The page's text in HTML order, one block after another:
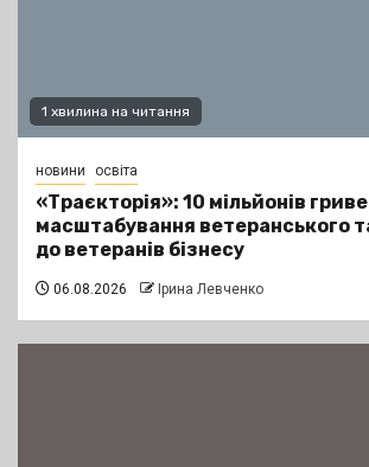
1 хвилина на читання
новини освіта
«Траєкторія»: 10 мільйонів
масштабування ветеранського
до ветеранів бізнесу
06.08.2026 Ірина Левченко